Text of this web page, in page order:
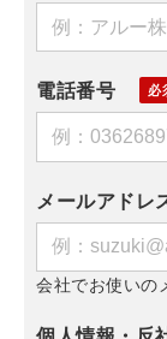
電話番号
メールアドレ
会社でお使いの